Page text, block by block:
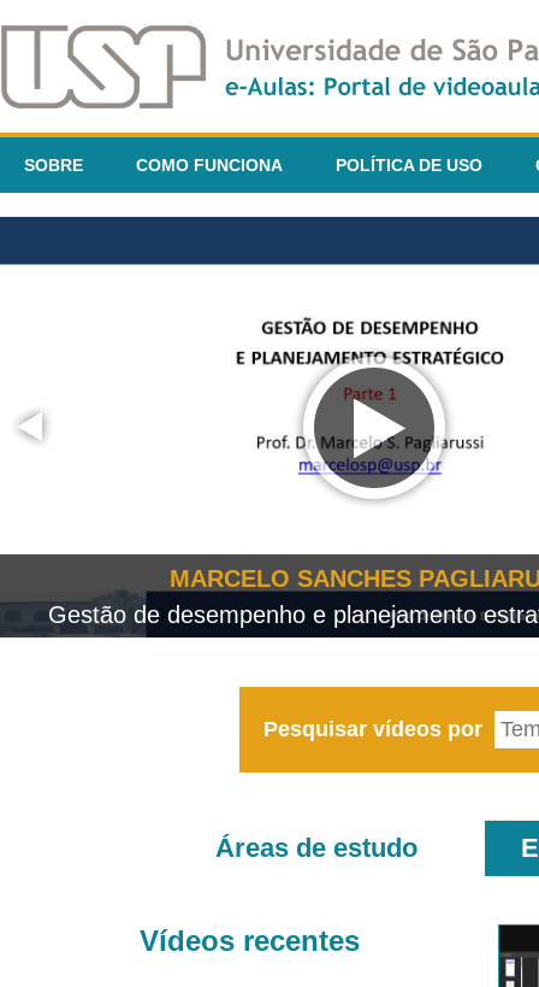
SOBRE COMO FUNCIONA POLÍTICA DE USO
MARCELO SANCHES
Gestão de desempenho e planejamento
Pesquisar vídeos por
Áreas de estudo
Vídeos recentes